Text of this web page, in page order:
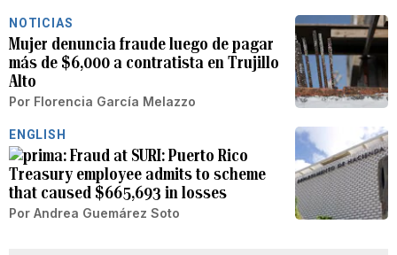
NOTICIAS
Mujer denuncia fraude luego de pagar
más de $6,000 a contratista en Trujillo
Alto
Por Florencia García Melazzo
ENGLISH
Fraud at SURI: Puerto Rico
Treasury employee admits to scheme
that caused $665,693 in losses
Por Andrea Guemárez Soto